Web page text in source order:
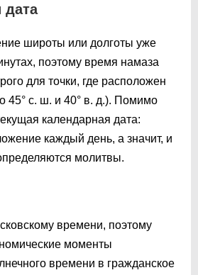
дата
широты или долготы уже
поэтому время намаза
для точки, где расположен
45° с. ш. и 40° в. д.). Помимо
календарная дата:
каждый день, а значит, и
молитвы.
времени, поэтому
моменты
времени в гражданское